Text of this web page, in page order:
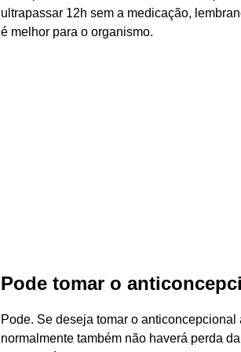
ultrapassar 12h sem a medicação,
é melhor para o organismo.
Pode tomar o
Pode. Se deseja tomar o
normalmente também não haverá perda